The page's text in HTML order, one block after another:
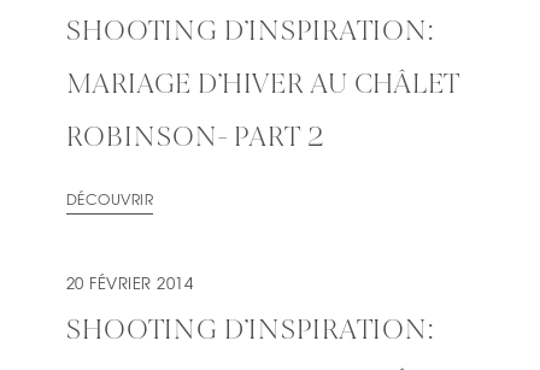
SHOOTING D’INSPIRATION:
MARIAGE D’HIVER AU CHÂLET
ROBINSON- PART 2
DÉCOUVRIR
20 FÉVRIER 2014
SHOOTING D’INSPIRATION: